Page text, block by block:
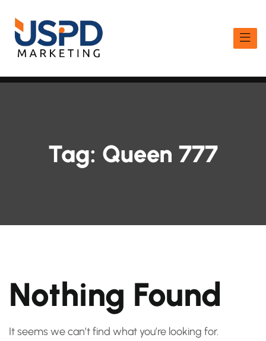
Tag: Queen 777
Nothing Found
It seems we can’t find what you’re looking for.